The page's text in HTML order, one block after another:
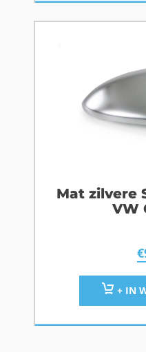
Mat zilvere
VW
€
+ IN